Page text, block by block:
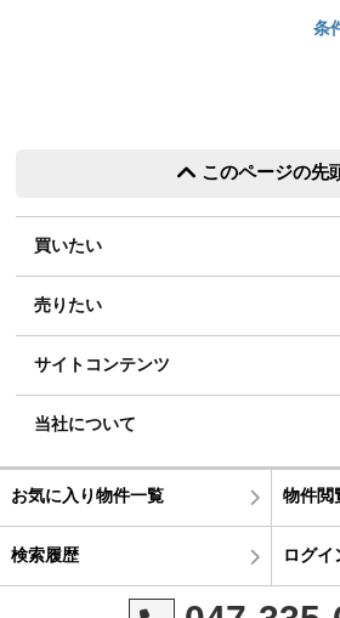
条
このページの先
買いたい
売りたい
サイトコンテンツ
当社について
お気に入り物件一覧 物件閲
検索履歴 ログイ